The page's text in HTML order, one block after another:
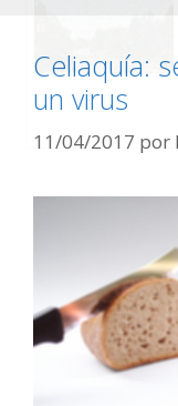
Celiaquía:
un virus
11/04/2017 por